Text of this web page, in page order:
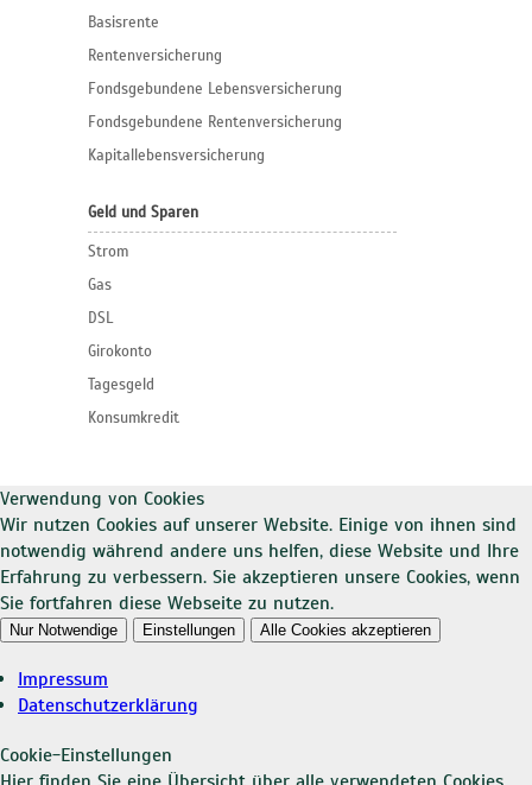
Basisrente
Rentenversicherung
Fondsgebundene Lebensversicherung
Fondsgebundene Rentenversicherung
Kapitallebensversicherung
Geld und Sparen
Strom
Gas
DSL
Girokonto
Tagesgeld
Konsumkredit
Verwendung von Cookies
Wir nutzen Cookies auf unserer Website. Einige von ihnen sind
notwendig während andere uns helfen, diese Website und Ihre
Erfahrung zu verbessern. Sie akzeptieren unsere Cookies, wenn
Sie fortfahren diese Webseite zu nutzen.
Nur Notwendige Einstellungen Alle Cookies akzeptieren
Impressum
Datenschutzerklärung
Cookie-Einstellungen